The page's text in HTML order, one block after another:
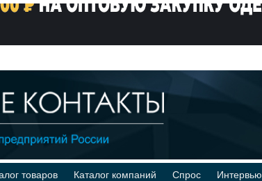
товаров Каталог компаний Спрос Интервью